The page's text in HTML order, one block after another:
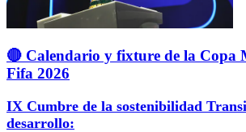
🔴 Calendario y fixture de la Copa
Fifa 2026
IX Cumbre de la sostenibilidad
desarrollo: